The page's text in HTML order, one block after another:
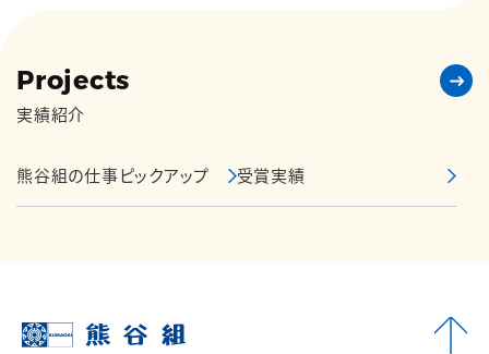
Projects
実績紹介
熊谷組の仕事ピックアップ 受賞実績